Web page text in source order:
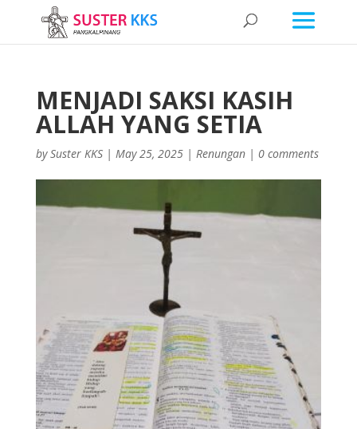
MENJADI SAKSI KASIH
ALLAH YANG SETIA
bySuster KKS| May 25, 2025| Renungan| 0 comments